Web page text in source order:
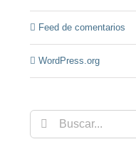
Feed de comentarios
WordPress.org
Buscar: